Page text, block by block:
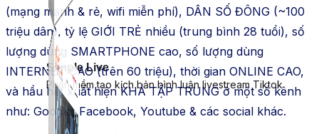
Simple Live
Phần mềm tạo kịch bản bình luận livestream Tiktok
(mạng mạnh & rẻ, wifi miễn phí), DÂN SỐ ĐÔNG (~100
triệu dân), tỷ lệ GIỚI TRẺ nhiều (trung bình 28 tuổi), số
lượng dùng SMARTPHONE cao, số lượng dùng
INTERNET CAO (trên 60 triệu), thời gian ONLINE CAO,
và hầu hết xuất hiện KHÁ TẬP TRUNG ở một số kênh
như: Google, Facebook, Youtube & các social khác.